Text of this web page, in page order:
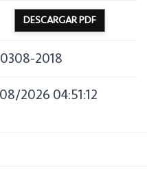
DESCARGAR PDF
2018
2026 04:51:12